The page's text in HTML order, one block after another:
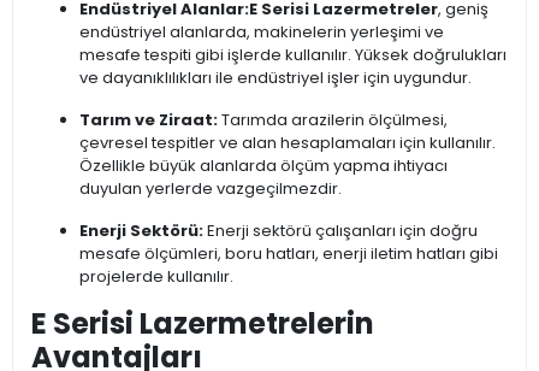
Endüstriyel Alanlar:E Serisi Lazermetreler, geniş
endüstriyel alanlarda, makinelerin yerleşimi ve
mesafe tespiti gibi işlerde kullanılır. Yüksek doğrulukları
ve dayanıklılıkları ile endüstriyel işler için uygundur.
Tarım ve Ziraat:Tarımda arazilerin ölçülmesi,
çevresel tespitler ve alan hesaplamaları için kullanılır.
Özellikle büyük alanlarda ölçüm yapma ihtiyacı
duyulan yerlerde vazgeçilmezdir.
Enerji Sektörü:Enerji sektörü çalışanları için doğru
mesafe ölçümleri, boru hatları, enerji iletim hatları gibi
projelerde kullanılır.
E Serisi Lazermetrelerin
Avantajları